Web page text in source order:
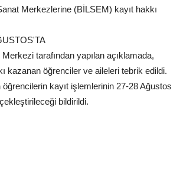
Merkezlerine (BİLSEM) kayıt hakkı
tarafından yapılan açıklamada,
kazanan öğrenciler ve aileleri tebrik edildi.
öğrencilerin kayıt işlemlerinin 27-28 Ağustos
bildirildi.